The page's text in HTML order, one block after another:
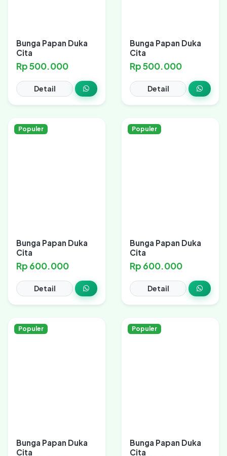
Bunga Papan Duka
Cita
Rp 500.000
Detail
Bunga Papan Duka
Cita
Rp 500.000
Detail
Populer
Bunga Papan Duka
Cita
Rp 600.000
Detail
Populer
Bunga Papan Duka
Cita
Rp 600.000
Detail
Populer
Bunga Papan Duka
Cita
Populer
Bunga Papan Duka
Cita